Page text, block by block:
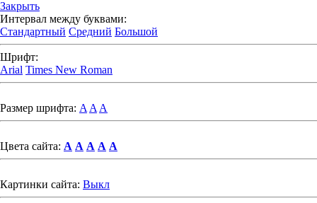
Закрыть
Интервал между буквами:
Стандартный Средний Большой
Шрифт:
Arial Times New Roman
Размер шрифта: A A A
Цвета сайта: A A A A A
Картинки сайта: Выкл